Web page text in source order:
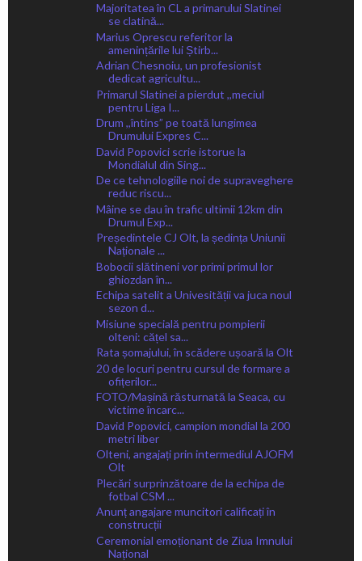
Majoritatea în CL a primarului Slatinei
se clatină...
Marius Oprescu referitor la
amenințările lui Știrb...
Adrian Chesnoiu, un profesionist
dedicat agricultu...
Primarul Slatinei a pierdut ,,meciul
pentru Liga I...
Drum ,,întins” pe toată lungimea
Drumului Expres C...
David Popovici scrie istorue la
Mondialul din Sing...
De ce tehnologiile noi de supraveghere
reduc riscu...
Mâine se dau în trafic ultimii 12km din
Drumul Exp...
Președintele CJ Olt, la ședința Uniunii
Naționale ...
Bobocii slătineni vor primi primul lor
ghiozdan în...
Echipa satelit a Univesității va juca noul
sezon d...
Misiune specială pentru pompierii
olteni: cățel sa...
Rata șomajului, în scădere ușoară la Olt
20 de locuri pentru cursul de formare a
ofițerilor...
FOTO/Mașină răsturnată la Seaca, cu
victime încarc...
David Popovici, campion mondial la 200
metri liber
Olteni, angajați prin intermediul AJOFM
Olt
Plecări surprinzătoare de la echipa de
fotbal CSM ...
Anunț angajare muncitori calificați în
construcții
Ceremonial emoționant de Ziua Imnului
Național